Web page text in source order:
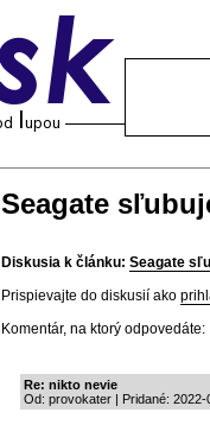
Seagate
Diskusia k článku: Seagate
Prispievajte do diskusií ako
Komentár, na ktorý odpovedáte:
Re: nikto nevie
Od: provokater | Pridané: 2022-